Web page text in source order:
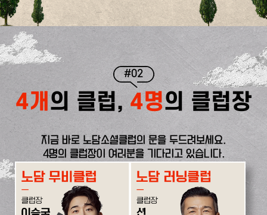
#02
4개 의 클럽, 4명의 클럽장
지금 바로 노담소셜클럽의 문을 두드려보세요.
4명의 클럽장이 여러분을 기다리고 있습니다.